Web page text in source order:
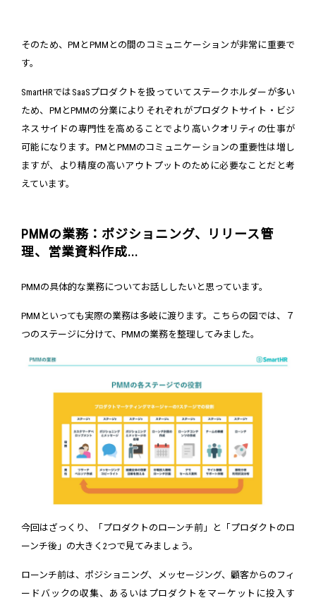
そのため、PMとPMMとの間のコミュニケーションが非常に重要で
す。
SmartHRではSaaSプロダクトを扱っていてステークホルダーが多い
ため、PMとPMMの分業によりそれぞれがプロダクトサイト・ビジ
ネスサイドの専門性を高めることでより高いクオリティの仕事が
可能になります。PMとPMMのコミュニケーションの重要性は増し
ますが、より精度の高いアウトプットのために必要なことだと考
えています。
PMMの業務：ポジショニング、リリース管
理、営業資料作成...
PMMの具体的な業務についてお話ししたいと思っています。
PMMといっても実際の業務は多岐に渡ります。こちらの図では、７
つのステージに分けて、PMMの業務を整理してみました。
今回はざっくり、「プロダクトのローンチ前」と「プロダクトのロ
ーンチ後」の大きく2つで見てみましょう。
ローンチ前は、ポジショニング、メッセージング、顧客からのフィ
ードバックの収集、あるいはプロダクトをマーケットに投入す